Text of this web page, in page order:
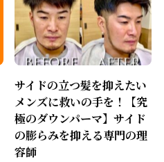
サイドの立つ髪を抑えたい
メンズに救いの手を！【究
極のダウンパーマ】サイド
の膨らみを抑える専門の理
容師